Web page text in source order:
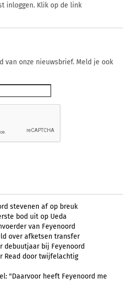
inloggen. Klik op de link
van onze nieuwsbrief. Meld je ook
stevenen af op breuk
bod uit op Ueda
van Feyenoord
over afketsen transfer
debuutjaar bij Feyenoord
Read door twijfelachtig
"Daarvoor heeft Feyenoord me